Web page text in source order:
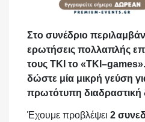
Στο συνέδριο περιλαμβά
ερωτήσεις πολλαπλής επ
τους ΤΚΙ το «ΤΚΙ –games
δώστε μία μικρή γεύση
πρωτότυπη διαδραστική
Έχουμε προβλέψει 2